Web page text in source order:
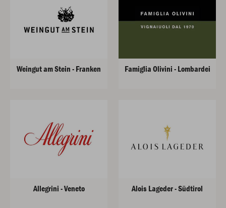
Weingut am Stein - Franken Famiglia Olivini - Lombardei
Allegrini - Veneto Alois Lageder - Südtirol